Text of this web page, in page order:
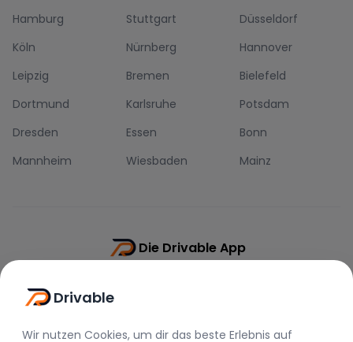
Hamburg
Stuttgart
Düsseldorf
Köln
Nürnberg
Hannover
Leipzig
Bremen
Bielefeld
Dortmund
Karlsruhe
Potsdam
Dresden
Essen
Bonn
Mannheim
Wiesbaden Mainz
Die Drivable App
Drivable
Wir nutzen Cookies, um dir das beste Erlebnis auf